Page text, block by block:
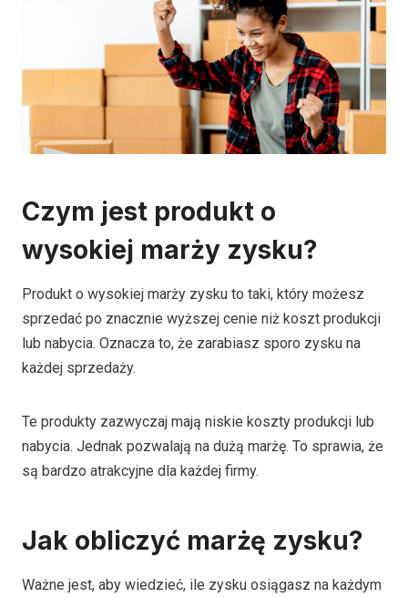
Czym jest produkt o
wysokiej marży zysku?
Produkt o wysokiej marży zysku to taki, który możesz
sprzedać po znacznie wyższej cenie niż koszt produkcji
lub nabycia. Oznacza to, że zarabiasz sporo zysku na
każdej sprzedaży.
Te produkty zazwyczaj mają niskie koszty produkcji lub
nabycia. Jednak pozwalają na dużą marżę. To sprawia, że
są bardzo atrakcyjne dla każdej firmy.
Jak obliczyć marżę zysku?
Ważne jest, aby wiedzieć, ile zysku osiągasz na każdym